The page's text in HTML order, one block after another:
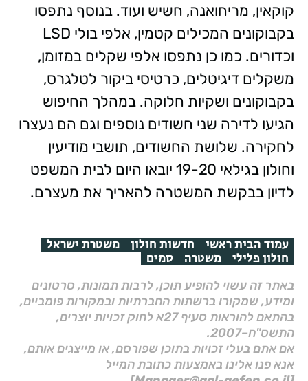
קוקאין, מריחואנה, חשיש ועוד. בנוסף נתפסו
בקבוקונים המכילים קטמין, אלפי בולי LSD
וכדורים. כמו כן נתפסו אלפי שקלים במזומן,
משקלים דיגיטלים, כרטיסי ביקור לטלגרס,
בקבוקונים ושקיות חלוקה. במהלך החיפוש
הגיעו לדירה שני חשודים נוספים וגם הם נעצרו
לחקירה. שלושת החשודים, תושבי מודיעין
וחולון בגילאי 19-20 יובאו היום לבית המשפט
לדיון בבקשת המשטרה להאריך את מעצרם.
עמוד הבית ראשי חדשות חולון משטרת ישראל
חולון פלילי משטרה סמים
באתר זה עשוי להופיע תוכן, לרבות תמונות, סרטונים
ומידע, שמקורו ברשתות החברתיות ובמקורות פומביים,
בהתאם להוראות סעיף 27א לחוק זכויות יוצרים,
התשס"ח–2007.
אם אתם בעלי זכויות בתוכן שפורסם, או מייצגים אותם,
אנא פנו אלינו באמצעות כתובת המייל